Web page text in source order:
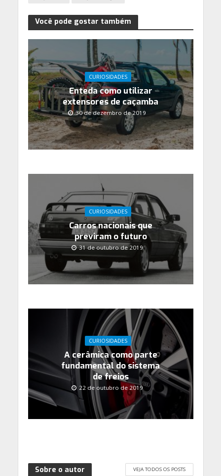
Você pode gostar também
CURIOSIDADES
Enteda como utilizar
extensores de caçamba
30 de dezembro de 2019
CURIOSIDADES
Carros nacionais que
previram o futuro
31 de outubro de 2019
CURIOSIDADES
A cerâmica como parte
fundamental do sistema
de freios
22 de outubro de 2019
Sobre o autor VEJA TODOS OS POSTS